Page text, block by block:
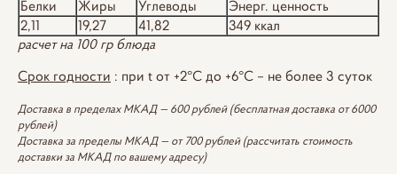
Белки Жиры Углеводы
Энерг. ценность
2,11
19,27 41,82
349 ккал
расчет на 100 гр блюда
Срок годности : при t от +2°С до +6°С – не более 3 суток
Доставка в пределах МКАД — 600 рублей (бесплатная доставка от 6000
рублей)
Доставка за пределы МКАД — от 700 рублей (рассчитать стоимость
доставки за МКАД по вашему адресу)